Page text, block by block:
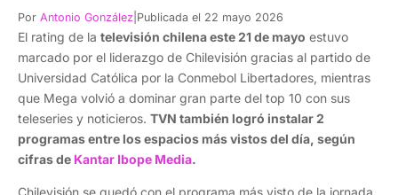
Por Antonio González Publicada el 22 mayo 2026
El rating de la televisión chilena este 21 de mayo estuvo
marcado por el liderazgo de Chilevisión gracias al partido de
Universidad Católica por la Conmebol Libertadores, mientras
que Mega volvió a dominar gran parte del top 10 con sus
teleseries y noticieros. TVN también logró instalar 2
programas entre los espacios más vistos del día, según
cifras de Kantar Ibope Media.
Chilevisión se quedó con el programa más visto de la jornada